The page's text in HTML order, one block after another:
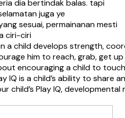
dia bertindak balas. tapi
juga ye
sesuai, permainanan mesti
ciri-ciri
a child develops strength,
him to reach, grab, get
encouraging a child to
IQ is a child’s ability to
child’s Play IQ,